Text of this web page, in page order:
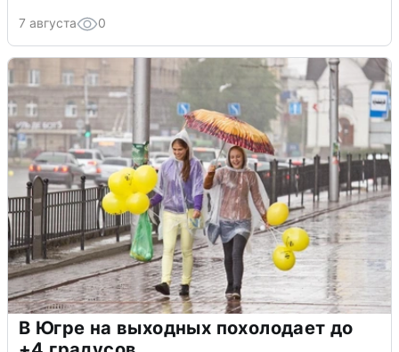
7 августа 0
В Югре на выходных похолодает до